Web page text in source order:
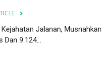
Jalanan, Musnahkan
9.124...